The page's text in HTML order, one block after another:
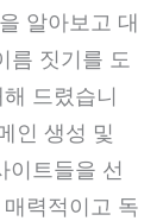
알아보고 대
름 짓기를 도
드렸습니
인 생성 및
이트들을 선
력적이고 독